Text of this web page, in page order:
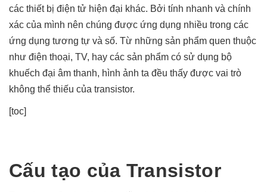
các thiết bị điện tử hiện đại khác. Bởi tính nhanh và chính
xác của mình nên chúng được ứng dụng nhiều trong các
ứng dụng tương tự và số. Từ những sản phẩm quen thuộc
như điện thoại, TV, hay các sản phẩm có sử dụng bộ
khuếch đại âm thanh, hình ảnh ta đều thấy được vai trò
không thể thiếu của transistor.
[toc]
Cấu tạo của Transistor